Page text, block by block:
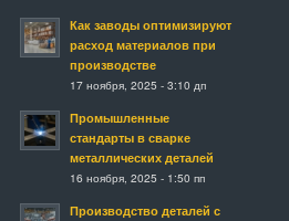
Как заводы оптимизируют
расход материалов при
производстве
17 ноября, 2025 - 3:10 дп
Промышленные
стандарты в сварке
металлических деталей
16 ноября, 2025 - 1:50 пп
Производство деталей с